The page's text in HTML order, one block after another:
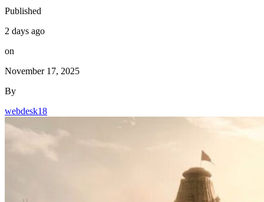
Published
2 days ago
on
November 17, 2025
By
webdesk18